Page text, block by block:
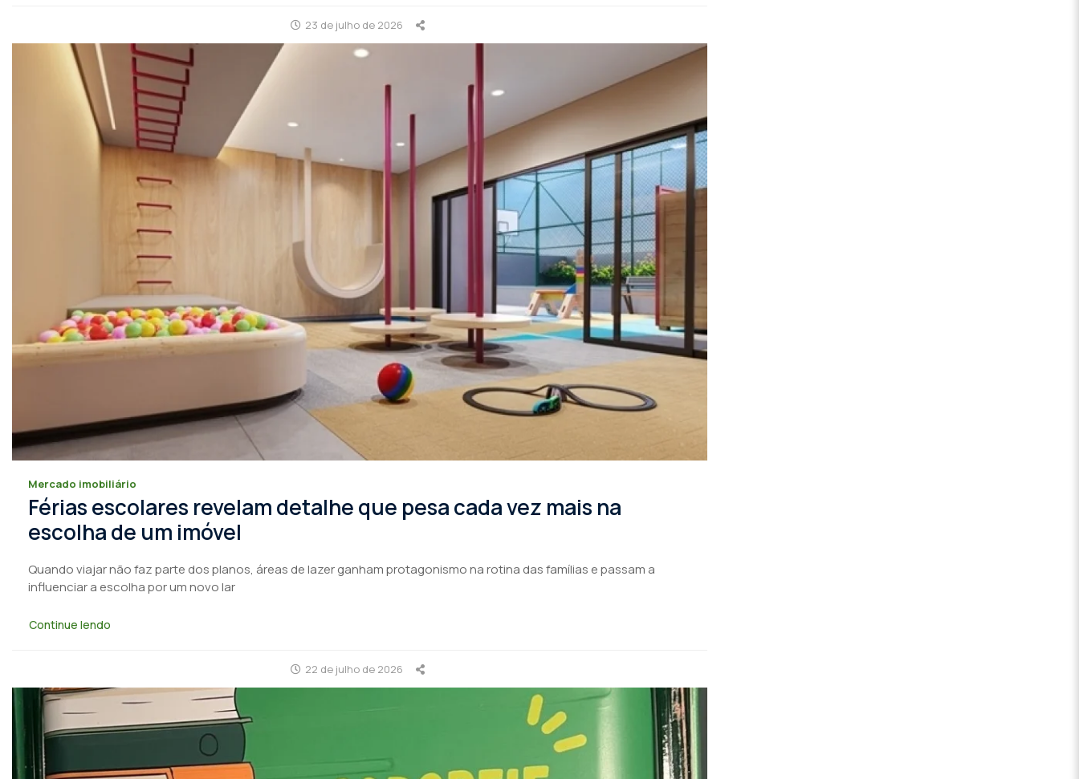
23 de julho de 2026
Mercado imobiliário
Férias escolares revelam detalhe que pesa cada vez mais na
escolha de um imóvel
Quando viajar não faz parte dos planos, áreas de lazer ganham protagonismo na rotina das famílias e passam a
influenciar a escolha por um novo lar
Continue lendo
22 de julho de 2026